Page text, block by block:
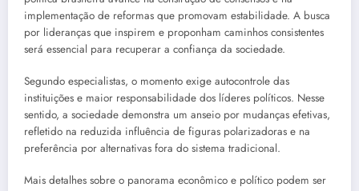
implementação de reformas que promovam estabilidade. A busca
por lideranças que inspirem e proponham caminhos consistentes
será essencial para recuperar a confiança da sociedade.
Segundo especialistas, o momento exige autocontrole das
instituições e maior responsabilidade dos líderes políticos. Nesse
sentido, a sociedade demonstra um anseio por mudanças efetivas,
refletido na reduzida influência de figuras polarizadoras e na
preferência por alternativas fora do sistema tradicional.
Mais detalhes sobre o panorama econômico e político podem ser